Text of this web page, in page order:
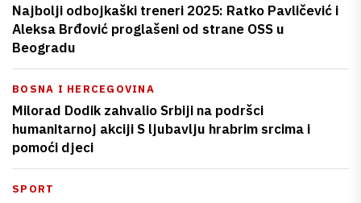
Najbolji odbojkaški treneri 2025: Ratko Pavličević i
Aleksa Brđović proglašeni od strane OSS u
Beogradu
BOSNA I HERCEGOVINA
Milorad Dodik zahvalio Srbiji na podršci
humanitarnoj akciji S ljubavlju hrabrim srcima i
pomoći djeci
SPORT